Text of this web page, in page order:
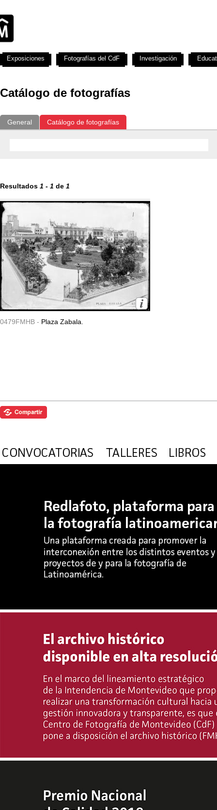
Catálogo de fotografías
General Catálogo de fotografías
Resultados 1 - 1 de 1
0479FMHB - Plaza Zabala.
Exposiciones Fotografías del CdF Investigación